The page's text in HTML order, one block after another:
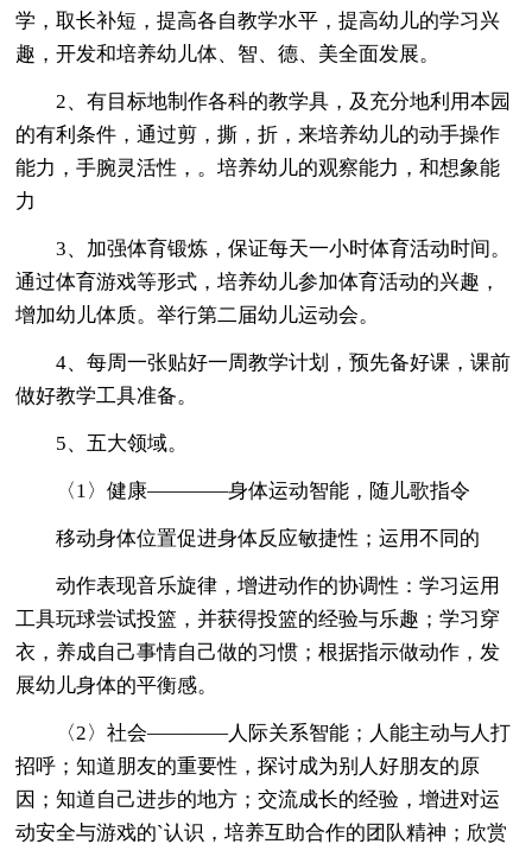
学，取长补短，提高各自教学水平，提高幼儿的学习兴
趣，开发和培养幼儿体、智、德、美全面发展。
2、有目标地制作各科的教学具，及充分地利用本园
的有利条件，通过剪，撕，折，来培养幼儿的动手操作
能力，手腕灵活性，。培养幼儿的观察能力，和想象能
力
3、加强体育锻炼，保证每天一小时体育活动时间。
通过体育游戏等形式，培养幼儿参加体育活动的兴趣，
增加幼儿体质。举行第二届幼儿运动会。
4、每周一张贴好一周教学计划，预先备好课，课前
做好教学工具准备。
5、五大领域。
〈1〉健康————身体运动智能，随儿歌指令
移动身体位置促进身体反应敏捷性；运用不同的
动作表现音乐旋律，增进动作的协调性：学习运用
工具玩球尝试投篮，并获得投篮的经验与乐趣；学习穿
衣，养成自己事情自己做的习惯；根据指示做动作，发
展幼儿身体的平衡感。
〈2〉社会————人际关系智能；人能主动与人打
招呼；知道朋友的重要性，探讨成为别人好朋友的原
因；知道自己进步的地方；交流成长的经验，增进对运
动安全与游戏的`认识，培养互助合作的团队精神；欣赏